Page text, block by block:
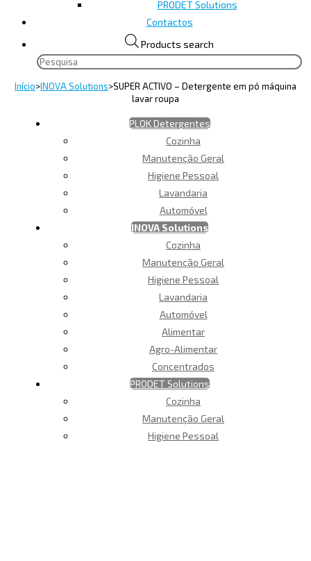
PRODET Solutions
Contactos
Products search
Início>INOVA Solutions>SUPER ACTIVO – Detergente em pó máquina
lavar roupa
PLOK Detergentes
Cozinha
Manutenção Geral
Higiene Pessoal
Lavandaria
Automóvel
INOVA Solutions
Cozinha
Manutenção Geral
Higiene Pessoal
Lavandaria
Automóvel
Alimentar
Agro-Alimentar
Concentrados
PRODET Solutions
Cozinha
Manutenção Geral
Higiene Pessoal